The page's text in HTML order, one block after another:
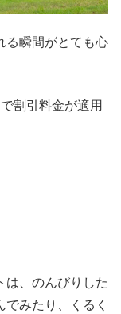
る瞬間がとても心
割引料金が適用
は、のんびりした
みたり、くるく